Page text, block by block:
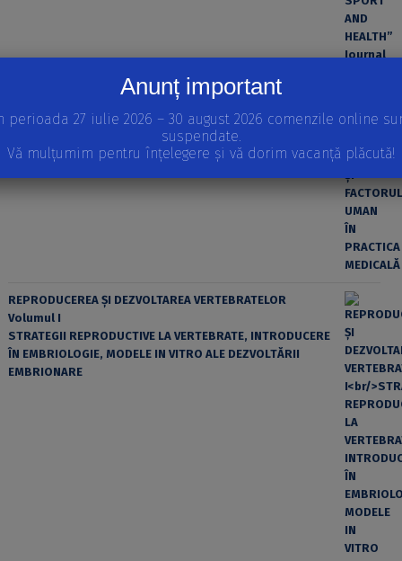
EROAREA ȘI FACTORUL UMAN ÎN PRACTICA MEDICALĂ
REPRODUCEREA ȘI DEZVOLTAREA VERTEBRATELOR
Volumul I
STRATEGII REPRODUCTIVE LA VERTEBRATE, INTRODUCERE
ÎN EMBRIOLOGIE, MODELE IN VITRO ALE DEZVOLTĂRII
EMBRIONARE
Anunț important
perioada 27 iulie 2026 – 30 august 2026 comenzile online
suspendate.
Vă mulțumim pentru înțelegere și vă dorim vacanță plăcută!